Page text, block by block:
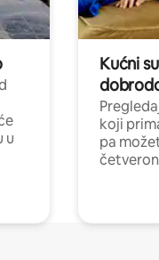
u
Kućni
koji
pa